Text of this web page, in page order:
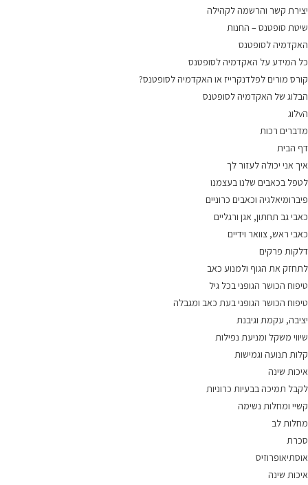
יצירת קשר והרשמה לקהילה
שיטת סופטנס – החנות
האקדמיה לסופטנס
כל המידע על האקדמיה לסופטנס
קורס מורים לפלדנקרייז או האקדמיה לסופטנס?
הבלוג של האקדמיה לסופטנס
הvלוג
מדברים רכות
דף הבית
איך אני יכולה לעזור לך
לטפל בכאבים שלנו בעצמנו
פיברומיאלגיה וכאבים כרוניים
כאבי גב תחתון, אגן ורגליים
כאבי ראש, צוואר וידיים
דלקות פרקים
לתחזק את הגוף ולמנוע כאב
טיפוח הכושר הגופני בכל גיל
טיפוח הכושר הגופני בעת כאב ומגבלה
יציבה, עקמת וגיבנת
שיווי משקל ומניעת נפילות
קלות תנועה וגמישות
איכות שינה
לקבל תמיכה בבעיות כרוניות
קשיי ומחלות נשימה
מחלות לב
סכרת
אוסתיאופרוזיס
איכות שינה